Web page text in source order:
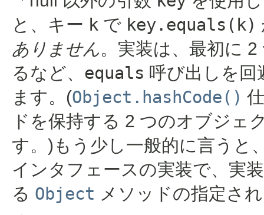
と、キー k で key.equals(k)
ありません。実装は、最初に
るなど、 equals 呼び出しを回
ます。(Object.hashCode()
ドを保持する 2 つのオブジェ
す。)もう少し一般的に言うと
インタフェースの実装で、実
る Object メソッドの指定さ